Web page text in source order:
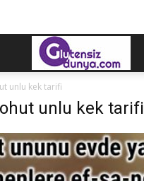
unlu kek tarifi
unlu kek tarifi